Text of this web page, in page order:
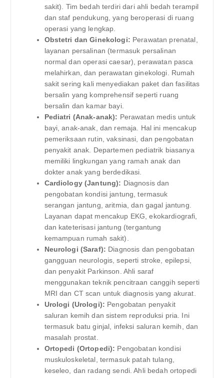
sakit). Tim bedah terdiri dari ahli bedah terampil
dan staf pendukung, yang beroperasi di ruang
operasi yang lengkap.
Obstetri dan Ginekologi: Perawatan prenatal,
layanan persalinan (termasuk persalinan
normal dan operasi caesar), perawatan pasca
melahirkan, dan perawatan ginekologi. Rumah
sakit sering kali menyediakan paket dan fasilitas
bersalin yang komprehensif seperti ruang
bersalin dan kamar bayi.
Pediatri (Anak-anak): Perawatan medis untuk
bayi, anak-anak, dan remaja. Hal ini mencakup
pemeriksaan rutin, vaksinasi, dan pengobatan
penyakit anak. Departemen pediatrik biasanya
memiliki lingkungan yang ramah anak dan
dokter anak yang berdedikasi.
Cardiology (Jantung): Diagnosis dan
pengobatan kondisi jantung, termasuk
serangan jantung, aritmia, dan gagal jantung.
Layanan dapat mencakup EKG, ekokardiografi,
dan kateterisasi jantung (tergantung
kemampuan rumah sakit).
Neurologi (Saraf): Diagnosis dan pengobatan
gangguan neurologis, seperti stroke, epilepsi,
dan penyakit Parkinson. Ahli saraf
menggunakan teknik pencitraan canggih seperti
MRI dan CT scan untuk diagnosis yang akurat.
Urologi (Urologi): Pengobatan penyakit
saluran kemih dan sistem reproduksi pria. Ini
termasuk batu ginjal, infeksi saluran kemih, dan
masalah prostat.
Ortopedi (Ortopedi): Pengobatan kondisi
muskuloskeletal, termasuk patah tulang,
keseleo, dan radang sendi. Ahli bedah ortopedi